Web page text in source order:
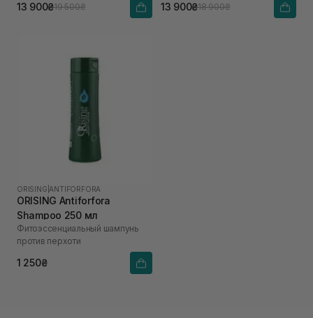
13 900₴19 500₴ 13 900₴18 900₴
ORISING ANTIFORFORA
ORISING Antiforfora
Shampoo 250 мл
Фитоэссенциальный шампунь
против перхоти
1 250₴